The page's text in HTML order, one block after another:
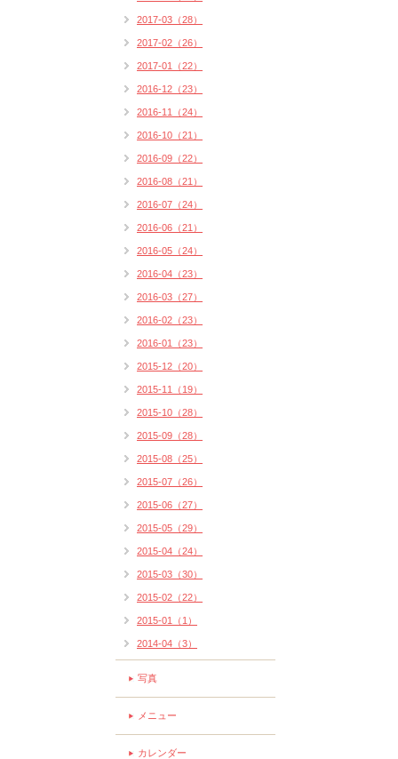
2017-03（28）
2017-02（26）
2017-01（22）
2016-12（23）
2016-11（24）
2016-10（21）
2016-09（22）
2016-08（21）
2016-07（24）
2016-06（21）
2016-05（24）
2016-04（23）
2016-03（27）
2016-02（23）
2016-01（23）
2015-12（20）
2015-11（19）
2015-10（28）
2015-09（28）
2015-08（25）
2015-07（26）
2015-06（27）
2015-05（29）
2015-04（24）
2015-03（30）
2015-02（22）
2015-01（1）
2014-04（3）
写真
メニュー
カレンダー